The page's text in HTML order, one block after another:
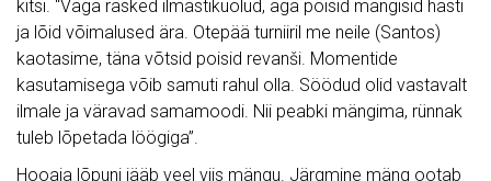
kitsi. “Väga rasked ilmastikuolud, aga poisid mängisid hästi
ja lõid võimalused ära. Otepää turniiril me neile (Santos)
kaotasime, täna võtsid poisid revanši. Momentide
kasutamisega võib samuti rahul olla. Söödud olid vastavalt
ilmale ja väravad samamoodi. Nii peabki mängima, rünnak
tuleb lõpetada löögiga”.
Hooaja lõpuni jääb veel viis mängu. Järgmine mäng ootab